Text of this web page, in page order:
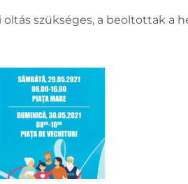
oltás szükséges, a beoltottak a